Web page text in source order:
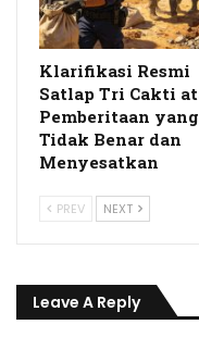
Klarifikasi Resmi
Satlap Tri Cakti
Pemberitaan yang
Tidak Benar dan
Menyesatkan
PREV NEXT
Leave A Reply